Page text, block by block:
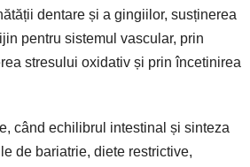
dentare și a gingiilor, susținerea
pentru sistemul vascular, prin
stresului oxidativ și prin încetinirea
când echilibrul intestinal și sinteza
de bariatrie, diete restrictive,